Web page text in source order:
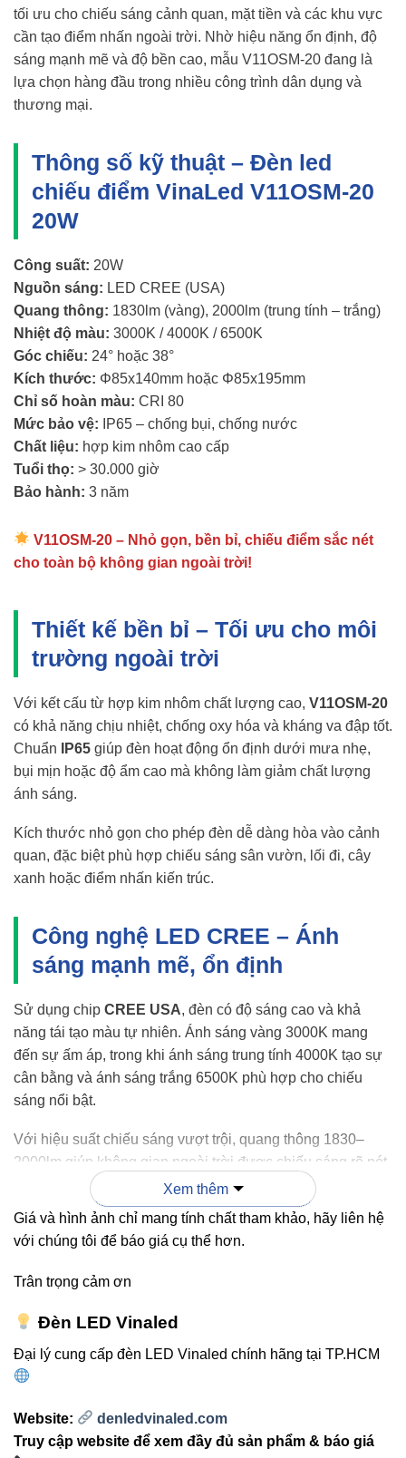
tối ưu cho chiếu sáng cảnh quan, mặt tiền và các khu vực
cần tạo điểm nhấn ngoài trời. Nhờ hiệu năng ổn định, độ
sáng mạnh mẽ và độ bền cao, mẫu V11OSM-20 đang là
lựa chọn hàng đầu trong nhiều công trình dân dụng và
thương mại.
Thông số kỹ thuật – Đèn led
chiếu điểm VinaLed V11OSM-20
20W
Công suất: 20W
Nguồn sáng: LED CREE (USA)
Quang thông: 1830lm (vàng), 2000lm (trung tính – trắng)
Nhiệt độ màu: 3000K / 4000K / 6500K
Góc chiếu: 24° hoặc 38°
Kích thước: Φ85x140mm hoặc Φ85x195mm
Chỉ số hoàn màu: CRI 80
Mức bảo vệ: IP65 – chống bụi, chống nước
Chất liệu: hợp kim nhôm cao cấp
Tuổi thọ: > 30.000 giờ
Bảo hành: 3 năm
V11OSM-20 – Nhỏ gọn, bền bỉ, chiếu điểm sắc nét
cho toàn bộ không gian ngoài trời!
Thiết kế bền bỉ – Tối ưu cho môi
trường ngoài trời
Với kết cấu từ hợp kim nhôm chất lượng cao, V11OSM-20
có khả năng chịu nhiệt, chống oxy hóa và kháng va đập tốt.
Chuẩn
IP65 giúp đèn hoạt động ổn định dưới mưa nhẹ,
bụi mịn hoặc độ ẩm cao mà không làm giảm chất lượng
ánh sáng.
Kích thước nhỏ gọn cho phép đèn dễ dàng hòa vào cảnh
quan, đặc biệt phù hợp chiếu sáng sân vườn, lối đi, cây
xanh hoặc điểm nhấn kiến trúc.
Công nghệ LED CREE – Ánh
sáng mạnh mẽ, ổn định
Sử dụng chip CREE USA, đèn có độ sáng cao và khả
năng tái tạo màu tự nhiên. Ánh sáng vàng 3000K mang
đến sự ấm áp, trong khi ánh sáng trung tính 4000K tạo sự
cân bằng và ánh sáng trắng 6500K phù hợp cho chiếu
sáng nổi bật.
Với hiệu suất chiếu sáng vượt trội, quang thông 1830–
2000lm giúp không gian ngoài trời được chiếu sáng rõ nét,
tạo chiều sâu và điểm nhấn mạnh cho khu vực cần tập
trung ánh sáng.
từng vị trí lắp đặt
các vật thể nhỏ hoặc chiếu xa
hợp chiếu tường, mảng xanh, lối đi
Dù là chiếu bóng cây, chiếu mặt tiền hay tạo hiệu ứng đổ
Xem thêm
Giá và hình ảnh chỉ mang tính chất tham khảo, hãy liên hệ
với chúng tôi để báo giá cụ thể hơn.
Trân trọng cảm ơn
Đèn LED Vinaled
Đại lý cung cấp đèn LED Vinaled chính hãng tại TP.HCM
Website:
denledvinaled.com
Truy cập website để xem đầy đủ sản phẩm & báo giá